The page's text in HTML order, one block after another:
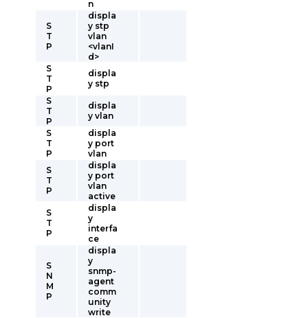
n
S
T
P
displa
y stp
vlan
<vlanI
d>
S
T
P
displa
y stp
S
T
P
displa
y vlan
S
T
P
displa
y port
vlan
S
T
P
displa
y port
vlan
active
S
T
P
displa
y
interfa
ce
S
N
M
P
displa
y
snmp-
agent
comm
unity
write